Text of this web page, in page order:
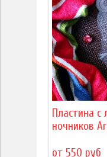
Пластина
ночников
от 550 руб